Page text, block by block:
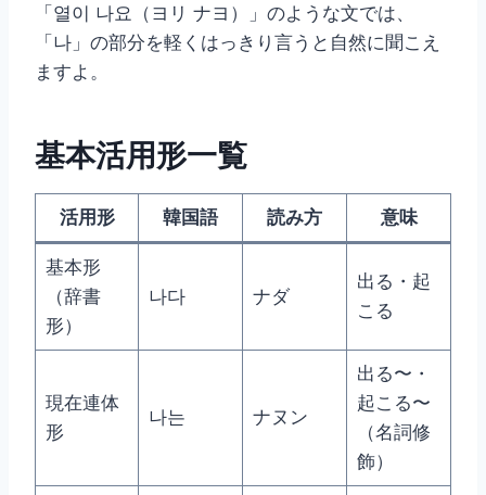
「열이 나요（ヨリ ナヨ）」のような文では、
「나」の部分を軽くはっきり言うと自然に聞こえ
ますよ。
基本活用形一覧
活用形 韓国語 読み方 意味
基本形
（辞書
形）
나다 ナダ
出る・起
こる
現在連体
形
나는 ナヌン
出る〜・
起こる〜
（名詞修
飾）